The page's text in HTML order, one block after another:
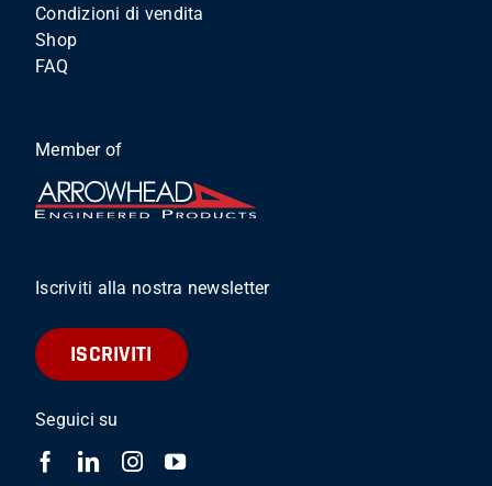
Condizioni di vendita
Shop
FAQ
Member of
Iscriviti alla nostra newsletter
ISCRIVITI
Seguici su